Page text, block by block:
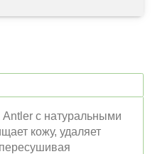
с натуральными
кожу, удаляет